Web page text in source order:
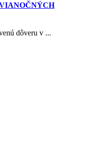
dôveru v ...